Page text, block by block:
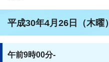
平成30年4月26日（木曜）
午前9時00分-